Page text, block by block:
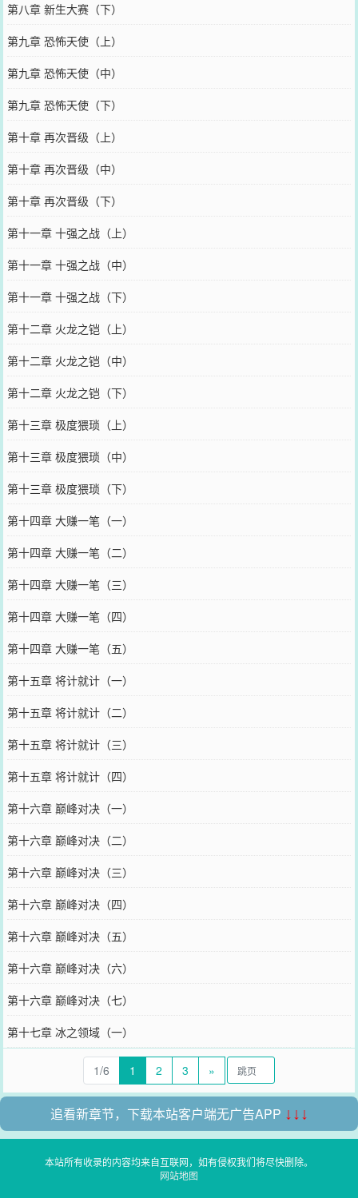
第八章 新生大赛（下）
第九章 恐怖天使（上）
第九章 恐怖天使（中）
第九章 恐怖天使（下）
第十章 再次晋级（上）
第十章 再次晋级（中）
第十章 再次晋级（下）
第十一章 十强之战（上）
第十一章 十强之战（中）
第十一章 十强之战（下）
第十二章 火龙之铠（上）
第十二章 火龙之铠（中）
第十二章 火龙之铠（下）
第十三章 极度猥琐（上）
第十三章 极度猥琐（中）
第十三章 极度猥琐（下）
第十四章 大赚一笔（一）
第十四章 大赚一笔（二）
第十四章 大赚一笔（三）
第十四章 大赚一笔（四）
第十四章 大赚一笔（五）
第十五章 将计就计（一）
第十五章 将计就计（二）
第十五章 将计就计（三）
第十五章 将计就计（四）
第十六章 巅峰对决（一）
第十六章 巅峰对决（二）
第十六章 巅峰对决（三）
第十六章 巅峰对决（四）
第十六章 巅峰对决（五）
第十六章 巅峰对决（六）
第十六章 巅峰对决（七）
第十七章 冰之领域（一）
1/6 1 2 3 »
追看新章节，下载本站客户端无广告APP ↓↓↓
本站所有收录的内容均来自互联网，如有侵权我们将尽快删除。
网站地图